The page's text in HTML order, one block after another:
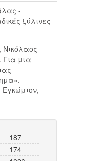
-
ξύλινες
Νικόλαος
Για μια
Εγκώμιον,
187
174